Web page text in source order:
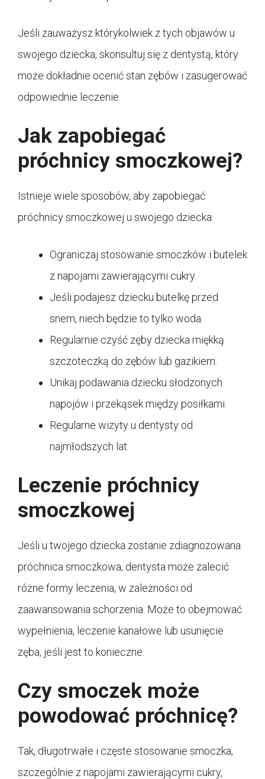
Jeśli zauważysz którykolwiek z tych objawów u
swojego dziecka, skonsultuj się z dentystą, który
może dokładnie ocenić stan zębów i zasugerować
odpowiednie leczenie.
Jak zapobiegać
próchnicy smoczkowej?
Istnieje wiele sposobów, aby zapobiegać
próchnicy smoczkowej u swojego dziecka:
Ograniczaj stosowanie smoczków i butelek
z napojami zawierającymi cukry.
Jeśli podajesz dziecku butelkę przed
snem, niech będzie to tylko woda.
Regularnie czyść zęby dziecka miękką
szczoteczką do zębów lub gazikiem.
Unikaj podawania dziecku słodzonych
napojów i przekąsek między posiłkami.
Regularne wizyty u dentysty od
najmłodszych lat.
Leczenie próchnicy
smoczkowej
Jeśli u twojego dziecka zostanie zdiagnozowana
próchnica smoczkowa, dentysta może zalecić
różne formy leczenia, w zależności od
zaawansowania schorzenia. Może to obejmować
wypełnienia, leczenie kanałowe lub usunięcie
zęba, jeśli jest to konieczne.
Czy smoczek może
powodować próchnicę?
Tak, długotrwałe i częste stosowanie smoczka,
szczególnie z napojami zawierającymi cukry,